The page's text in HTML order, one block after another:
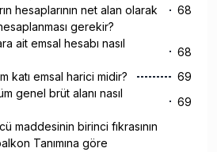
hesaplarının net alan olarak
gerekir?
68
ait emsal hesabı nasıl
68
katı emsal harici midir?
69
genel brüt alanı nasıl
69
maddesinin birinci fıkrasının
Tanımına göre